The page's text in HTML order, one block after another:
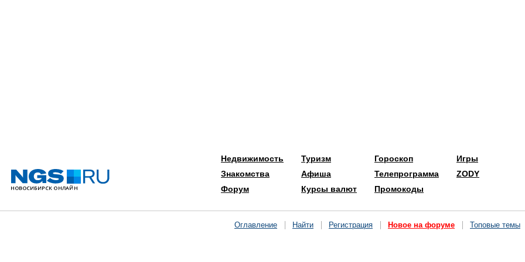
Недвижимость
Знакомства
Форум
Туризм
Афиша
Курсы валют
Гороскоп
Телепрограмма
Промокоды
Игры
ZODY
Оглавление Найти Регистрация Новое на форуме Топовые темы